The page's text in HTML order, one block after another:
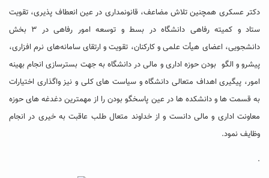
دکتر عسکری همچنین تلاش مضاعف، قانونمداری در عین انعطاف پذیری، تقویت
ستاد و کمیته رفاهی دانشگاه در بسط و توسعه امور رفاهی در ۳ بخش
دانشجویی، اعضای هیأت علمی و کارکنان، تقویت و ارتقای سامانه‌های نرم افزاری،
پیشرو و الگو بودن حوزه اداری و مالی در دانشگاه به جهت بسترسازی انجام بهینه
امور، پیگیری اهداف متعالی دانشگاه و سیاست های کلی و نیز واگذاری اختیارات
به قسمت ها و دانشکده ها در عین پاسخگو بودن را از مهمترین دغدغه های حوزه
معاونت اداری و مالی دانست و از خداوند متعال طلب عاقبت به خیری در انجام
وظایف نمود.
.